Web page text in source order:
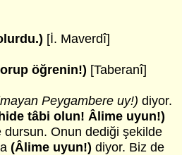
[İ. Maverdî]
öğrenin!) [Taberanî]
Peygambere uy!) diyor.
tâbi olun! Âlime uyun!)
Onun dediği şekilde
(Âlime uyun!) diyor. Biz de